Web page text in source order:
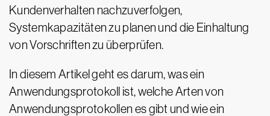
Kundenverhalten nachzuverfolgen,
Systemkapazitäten zu planen und die Einhaltung
von Vorschriften zu überprüfen.
In diesem Artikel geht es darum, was ein
Anwendungsprotokoll ist, welche Arten von
Anwendungsprotokollen es gibt und wie ein